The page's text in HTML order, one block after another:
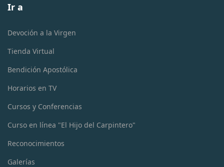
Ir a
Devoción a la Virgen
Tienda Virtual
Bendición Apostólica
Horarios en TV
Cursos y Conferencias
Curso en línea "El Hijo del Carpintero"
Reconocimientos
Galerías